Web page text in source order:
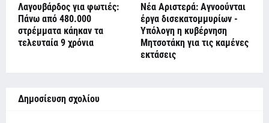
Λαγουβάρδος για φωτιές:
Πάνω από 480.000
στρέμματα κάηκαν τα
τελευταία 9 χρόνια
Νέα Αριστερά: Αγνοούνται
έργα δισεκατομμυρίων -
Υπόλογη η κυβέρνηση
Μητσοτάκη για τις καμένες
εκτάσεις
Δημοσίευση σχολίου